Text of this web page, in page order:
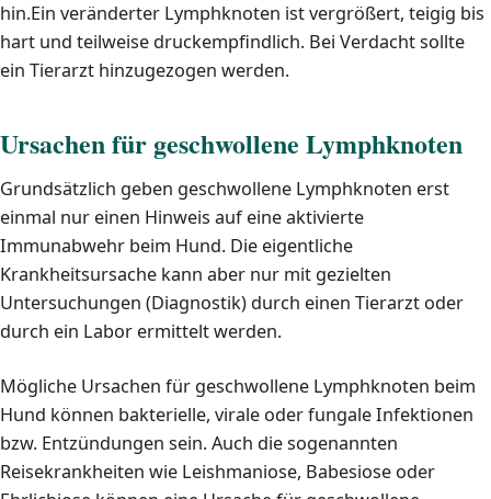
hin.Ein veränderter Lymphknoten ist vergrößert, teigig bis
hart und teilweise druckempfindlich. Bei Verdacht sollte
ein Tierarzt hinzugezogen werden.
Ursachen für geschwollene Lymphknoten
Grundsätzlich geben geschwollene Lymphknoten erst
einmal nur einen Hinweis auf eine aktivierte
Immunabwehr beim Hund. Die eigentliche
Krankheitsursache kann aber nur mit gezielten
Untersuchungen (Diagnostik) durch einen Tierarzt oder
durch ein Labor ermittelt werden.
Mögliche Ursachen für geschwollene Lymphknoten beim
Hund können bakterielle, virale oder fungale Infektionen
bzw. Entzündungen sein. Auch die sogenannten
Reisekrankheiten wie Leishmaniose, Babesiose oder